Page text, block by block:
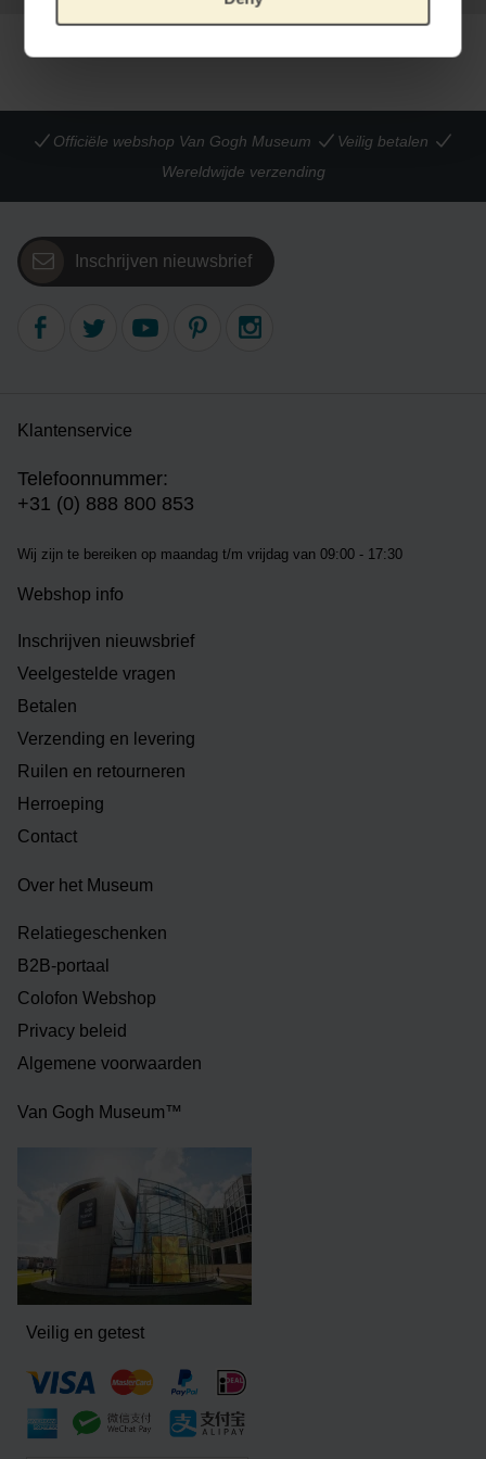
Officiële webshop Van Gogh Museum
Veilig betalen
Wereldwijde verzending
Inschrijven nieuwsbrief
Klantenservice
Telefoonnummer:
+31 (0) 888 800 853
Wij zijn te bereiken op maandag t/m vrijdag van 09:00 - 17:30
Webshop info
Inschrijven nieuwsbrief
Veelgestelde vragen
Betalen
Verzending en levering
Ruilen en retourneren
Herroeping
Contact
Over het Museum
Relatiegeschenken
B2B-portaal
Colofon Webshop
Privacy beleid
Algemene voorwaarden
Van Gogh Museum™
Veilig en getest